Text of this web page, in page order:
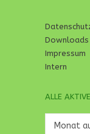
Downloads
Impressum
Intern
ALLE
aktiven